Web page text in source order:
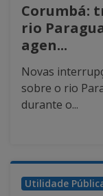
Corumbá:
rio
agen...
Novas
sobre o rio
durante o...
Utilidade